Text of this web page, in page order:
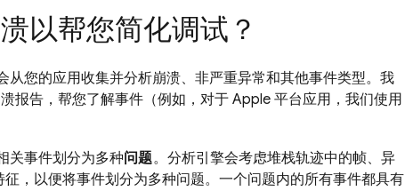
以帮您简化调试？
从您的应用收集并分析崩溃、非严重异常和其他事件类型。我
报告，帮您了解事件（例如，对于 Apple 平台应用，我们使用
关事件划分为多种问题。分析引擎会考虑堆栈轨迹中的帧、异
，以便将事件划分为多种问题。一个问题内的所有事件都具有